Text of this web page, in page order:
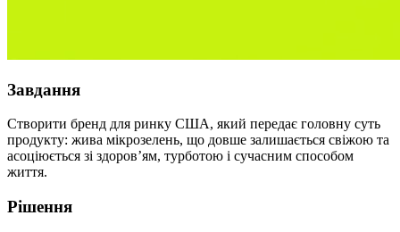
Завдання
Створити бренд для ринку США, який передає головну суть
продукту: жива мікрозелень, що довше залишається свіжою та
асоціюється зі здоров’ям, турботою і сучасним способом
життя.
Рішення